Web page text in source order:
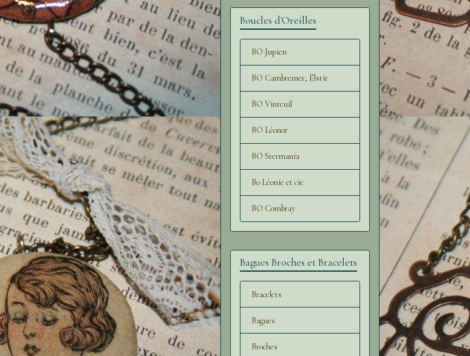
Boucles d'Oreilles
BO Jupien
BO Cambremer, Elstir
BO Vinteuil
BO Léonor
BO Stermania
Bo Léonie et cie
BO Combray
Bagues Broches et Bracelets
Bracelets
Bagues
Broches